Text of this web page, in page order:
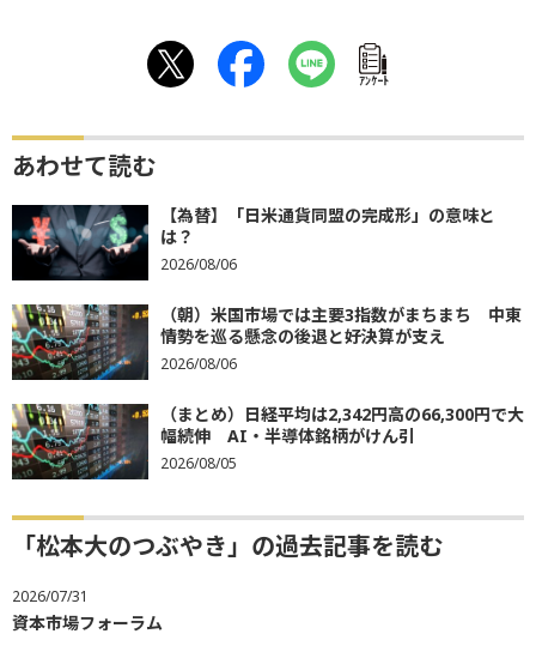
ｱﾝｹｰﾄ
あわせて読む
【為替】「日米通貨同盟の完成形」の意味と
は？
2026/08/06
（朝）米国市場では主要3指数がまちまち 中東
情勢を巡る懸念の後退と好決算が支え
2026/08/06
（まとめ）日経平均は2,342円高の66,300円で大
幅続伸 AI・半導体銘柄がけん引
2026/08/05
「松本大のつぶやき」の過去記事を読む
2026/07/31
資本市場フォーラム